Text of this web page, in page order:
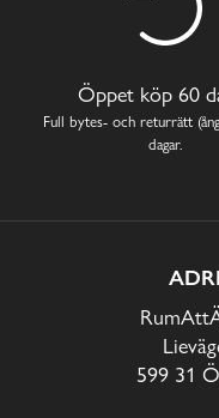
Öppet köp 60
Full bytes- och returrätt
dagar.
599 31